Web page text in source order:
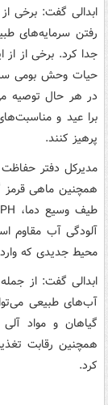
ابدالی گفت: برخی
رفتن سرمایه‌های
جدا کرد. برخی از از
حیات وحش بومی
در هر حال توصیه
برا عید و
پرهیز کنند.
مدیرکل دفتر
همچنین ماهی قرمز
آلودگی آب مقاوم
محیط جدیدی که
ابدالی گفت: از
آب‌های طبیعی
گیاهان و مواد
همچنین رقابت
کرد.